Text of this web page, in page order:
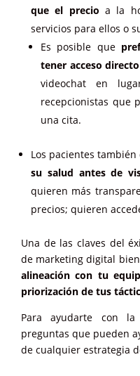
que el precio a la
servicios para ellos o
Es posible que
tener acceso
videochat en
recepcionistas que
una cita.
Los pacientes
su salud antes de
quieren más
precios; quieren
Una de las claves del
de marketing digital
alineación con tu
priorización de tus
Para ayudarte con
preguntas que pueden
de cualquier estrategia